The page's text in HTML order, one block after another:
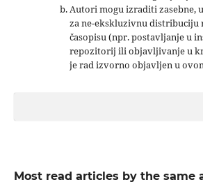
Autori mogu izraditi zasebne,
za ne-ekskluzivnu distribuciju
časopisu (npr. postavljanje u
repozitorij ili objavljivanje u
je rad izvorno objavljen u
Most read articles by the same